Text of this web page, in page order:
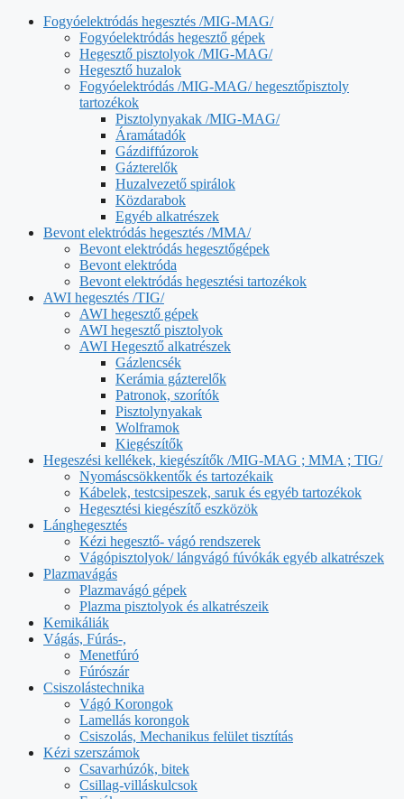
Fogyóelektródás hegesztés /MIG-MAG/
Fogyóelektródás hegesztő gépek
Hegesztő pisztolyok /MIG-MAG/
Hegesztő huzalok
Fogyóelektródás /MIG-MAG/ hegesztőpisztoly
tartozékok
Pisztolynyakak /MIG-MAG/
Áramátadók
Gázdiffúzorok
Gázterelők
Huzalvezető spirálok
Közdarabok
Egyéb alkatrészek
Bevont elektródás hegesztés /MMA/
Bevont elektródás hegesztőgépek
Bevont elektróda
Bevont elektródás hegesztési tartozékok
AWI hegesztés /TIG/
AWI hegesztő gépek
AWI hegesztő pisztolyok
AWI Hegesztő alkatrészek
Gázlencsék
Kerámia gázterelők
Patronok, szorítók
Pisztolynyakak
Wolframok
Kiegészítők
Hegeszési kellékek, kiegészítők /MIG-MAG ; MMA ; TIG/
Nyomáscsökkentők és tartozékaik
Kábelek, testcsipeszek, saruk és egyéb tartozékok
Hegesztési kiegészítő eszközök
Lánghegesztés
Kézi hegesztő- vágó rendszerek
Vágópisztolyok/ lángvágó fúvókák egyéb alkatrészek
Plazmavágás
Plazmavágó gépek
Plazma pisztolyok és alkatrészeik
Kemikáliák
Vágás, Fúrás-,
Menetfúró
Fúrószár
Csiszolástechnika
Vágó Korongok
Lamellás korongok
Csiszolás, Mechanikus felület tisztítás
Kézi szerszámok
Csavarhúzók, bitek
Csillag-villáskulcsok